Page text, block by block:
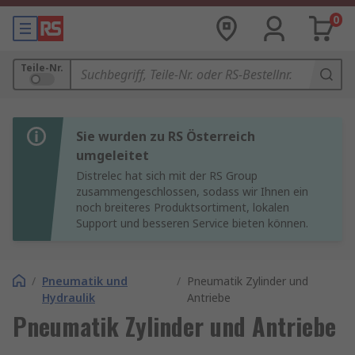
0
Teile-Nr.
Sie wurden zu RS Österreich
umgeleitet
Distrelec hat sich mit der RS Group
zusammengeschlossen, sodass wir Ihnen ein
noch breiteres Produktsortiment, lokalen
Support und besseren Service bieten können.
/ Pneumatik und
Hydraulik
/ Pneumatik Zylinder und
Antriebe
Pneumatik Zylinder und Antriebe